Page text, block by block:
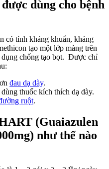
dùng cho bệnh
có tính kháng khuẩn, kháng
tạo một lớp màng trên
dụng chống tạo bọt. Được chỉ
đau dạ dày.
thuốc kích thích dạ dày.
ruột.
(Guaiazulen
như thế nào